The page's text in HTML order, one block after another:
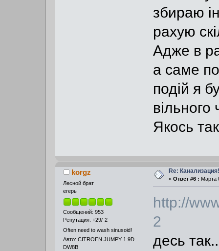
збираю
рахую
Адже в
а саме
подій я
Якось
korgz
Лесной брат
егерь
Сообщений: 953
Репутация: +29/-2
Often need to wash sinusoid!
Авто: CITROEN JUMPY 1.9D
DW8B
Re:
« Ответ #6 : Марта
http://
2
десь